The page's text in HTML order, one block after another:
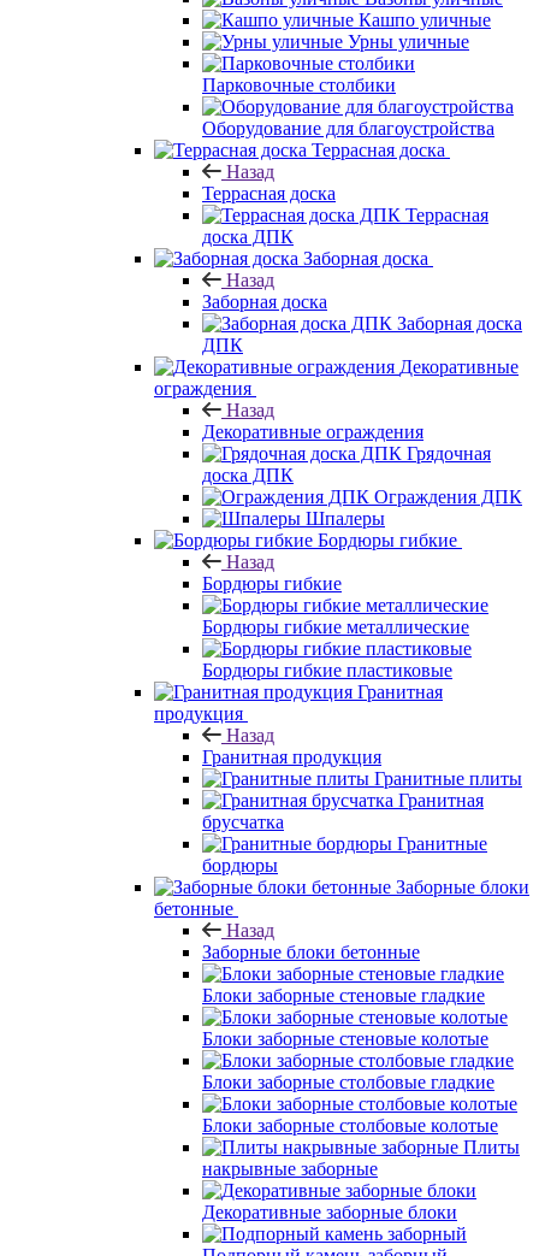
Кашпо уличные
Урны уличные
Парковочные столбики
Оборудование для благоустройства
Террасная доска
Назад
Террасная доска
Террасная
доска ДПК
Заборная доска
Назад
Заборная доска
Заборная доска
ДПК
Декоративные
ограждения
Назад
Декоративные ограждения
Грядочная
доска ДПК
Ограждения ДПК
Шпалеры
Бордюры гибкие
Назад
Бордюры гибкие
Бордюры гибкие металлические
Бордюры гибкие пластиковые
Гранитная
продукция
Назад
Гранитная продукция
Гранитные плиты
Гранитная
брусчатка
Гранитные
бордюры
Заборные блоки
бетонные
Назад
Заборные блоки бетонные
Блоки заборные стеновые гладкие
Блоки заборные стеновые колотые
Блоки заборные столбовые гладкие
Блоки заборные столбовые колотые
Плиты
накрывные заборные
Декоративные заборные блоки